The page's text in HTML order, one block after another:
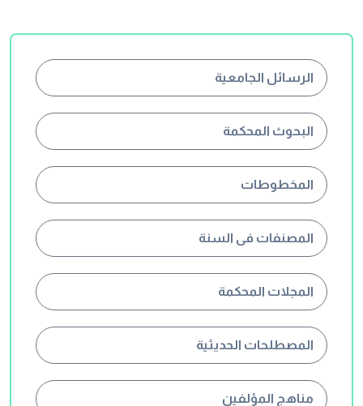
الرسائل الجامعية
البحوث المحكمة
المخطوطات
المصنفات فى السنة
المجلات المحكمة
المصطلحات الحديثية
مناهج المؤلفين